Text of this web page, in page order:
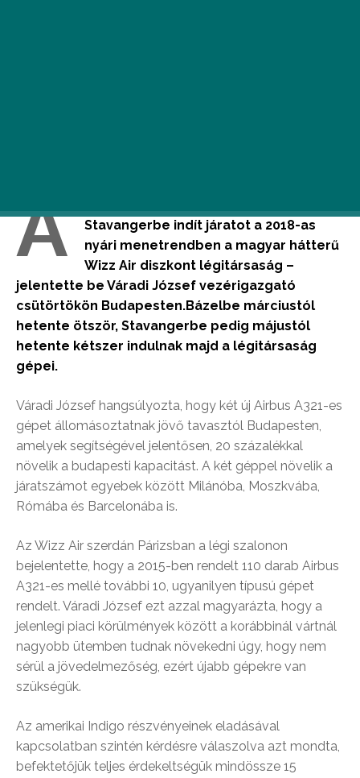
A
Stavangerbe indít járatot a 2018-as
nyári menetrendben a magyar hátterű
Wizz Air diszkont légitársaság –
jelentette be Váradi József vezérigazgató
csütörtökön Budapesten.Bázelbe márciustól
hetente ötször, Stavangerbe pedig májustól
hetente kétszer indulnak majd a légitársaság
gépei.
Váradi József hangsúlyozta, hogy két új Airbus A321-es
gépet állomásoztatnak jövő tavasztól Budapesten,
amelyek segítségével jelentősen, 20 százalékkal
növelik a budapesti kapacitást. A két géppel növelik a
járatszámot egyebek között Milánóba, Moszkvába,
Rómába és Barcelonába is.
Az Wizz Air szerdán Párizsban a légi szalonon
bejelentette, hogy a 2015-ben rendelt 110 darab Airbus
A321-es mellé további 10, ugyanilyen típusú gépet
rendelt. Váradi József ezt azzal magyarázta, hogy a
jelenlegi piaci körülmények között a korábbinál vártnál
nagyobb ütemben tudnak növekedni úgy, hogy nem
sérül a jövedelmezőség, ezért újabb gépekre van
szükségük.
Az amerikai Indigo részvényeinek eladásával
kapcsolatban szintén kérdésre válaszolva azt mondta,
befektetőjük teljes érdekeltségük mindössze 15